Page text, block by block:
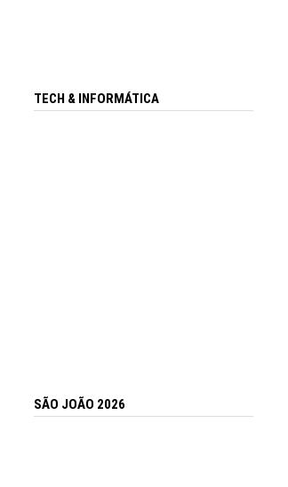
TECH & INFORMÁTICA
SÃO JOÃO 2026